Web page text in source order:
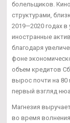
болельщиков.
структурами,
2019—2020 годах в
иностранные
благодаря
фоне
объем кредитов
вырос почти на
первый взгляд
Магнезия
во время